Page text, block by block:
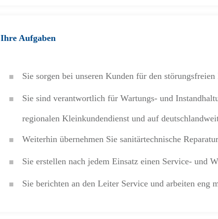
Ihre Aufgaben
Sie sorgen bei unseren Kunden für den
Sie sind verantwortlich für Wartungs- und
regionalen Kleinkundendienst und auf
Weiterhin übernehmen Sie sanitärtechnische
Sie erstellen nach jedem Einsatz einen Service- und
Sie berichten an den Leiter Service und arbeiten eng